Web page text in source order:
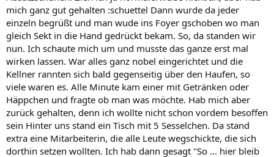
mich ganz gut gehalten :schuettel Dann wurde da jeder
einzeln begrüßt und man wude ins Foyer gschoben wo man
gleich Sekt in die Hand gedrückt bekam. So, da standen wir
nun. Ich schaute mich um und musste das ganze erst mal
wirken lassen. War alles ganz nobel eingerichtet und die
Kellner rannten sich bald gegenseitig über den Haufen, so
viele waren es. Alle Minute kam einer mit Getränken oder
Häppchen und fragte ob man was möchte. Hab mich aber
zurück gehalten, denn ich wollte nicht schon vordem besoffen
sein Hinter uns stand ein Tisch mit 5 Sesselchen. Da stand
extra eine Mitarbeiterin, die alle Leute wegschickte, die sich
dorthin setzen wollten. Ich hab dann gesagt "So ... hier bleib